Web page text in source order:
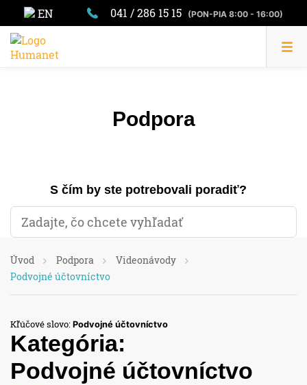
EN 041 / 286 15 15 (PON-PIA 8:00 - 16:00)
Podpora
S čím by ste potrebovali poradiť?
Úvod Podpora
Videonávody
Podvojné účtovníctvo
Kľúčové slovo: Podvojné účtovníctvo
Kategória:
Podvojné účtovníctvo